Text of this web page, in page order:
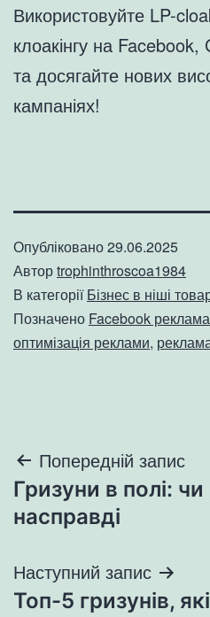
Використовуйте LP-
клоакінгу на
та досягайте нових
кампаніях!
Опубліковано29.06.2025
Авторtrophinthroscoa1984
В категоріїБізнес в ніші
Позначено Facebook реклама
оптимізація реклами,
Навігація
записів
Попередній запис
Гризуни в полі:
насправді
Наступний запис
Топ-5 гризунів,